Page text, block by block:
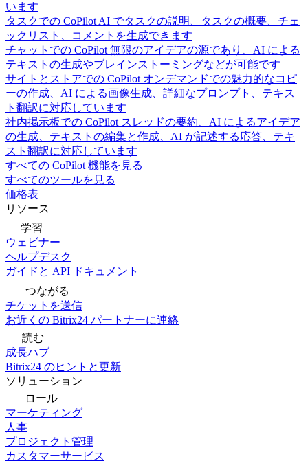
います
タスクでの CoPilot AI でタスクの説明、タスクの概要、チェ
ックリスト、コメントを生成できます
チャットでの CoPilot 無限のアイデアの源であり、AI による
テキストの生成やブレインストーミングなどが可能です
サイトとストアでの CoPilot オンデマンドでの魅力的なコピ
ーの作成、AI による画像生成、詳細なプロンプト、テキス
ト翻訳に対応しています
社内掲示板での CoPilot スレッドの要約、AI によるアイデア
の生成、テキストの編集と作成、AI が記述する応答、テキ
スト翻訳に対応しています
すべての CoPilot 機能を見る
すべてのツールを見る
価格表
リソース
学習
ウェビナー
ヘルプデスク
ガイドと API ドキュメント
つながる
チケットを送信
お近くの Bitrix24 パートナーに連絡
読む
成長ハブ
Bitrix24 のヒントと更新
ソリューション
ロール
マーケティング
人事
プロジェクト管理
カスタマーサービス